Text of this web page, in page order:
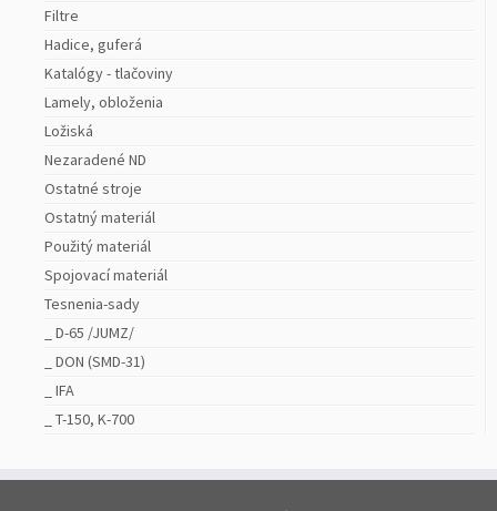
Filtre
Hadice, guferá
Katalógy - tlačoviny
Lamely, obloženia
Ložiská
Nezaradené ND
Ostatné stroje
Ostatný materiál
Použitý materiál
Spojovací materiál
Tesnenia-sady
_ D-65 /JUMZ/
_ DON (SMD-31)
_ IFA
_ T-150, K-700